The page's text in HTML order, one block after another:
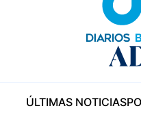
ÚLTIMAS NOTICIAS